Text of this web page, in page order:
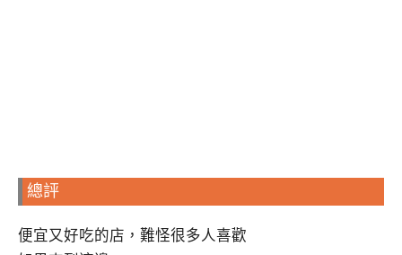
總評
便宜又好吃的店，難怪很多人喜歡